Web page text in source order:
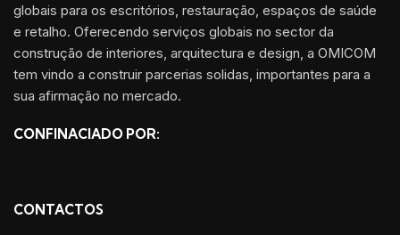
globais para os escritórios, restauração, espaços de saúde
e retalho. Oferecendo serviços globais no sector da
construção de interiores, arquitectura e design, a OMICOM
tem vindo a construir parcerias solidas, importantes para a
sua afirmação no mercado.
CONFINACIADO POR:
CONTACTOS